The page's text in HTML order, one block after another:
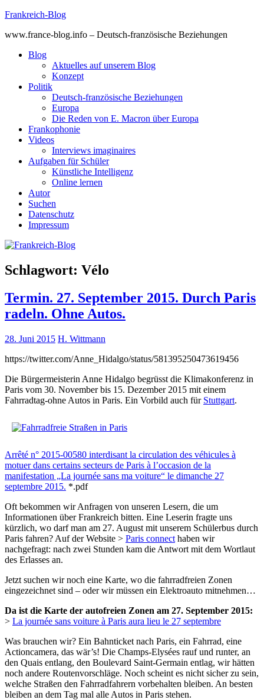
Skip
content
Frankreich-Blog
www.france-blog.info – Deutsch-französische Beziehungen
Blog
Aktuelles auf unserem Blog
Konzept
Politik
Deutsch-französische Beziehungen
Europa
Die Reden von E. Macron über Europa
Frankophonie
Videos
Interviews imaginaires
Aufgaben für Schüler
Künstliche Intelligenz
Online lernen
Autor
Suchen
Datenschutz
Impressum
Schlagwort: Vélo
Termin. 27. September 2015. Durch Paris
radeln. Ohne Autos.
28. Juni 2015 H. Wittmann
https://twitter.com/Anne_Hidalgo/status/581395250473619456
Die Bürgermeisterin Anne Hidalgo begrüsst die Klimakonferenz in
Paris vom 30. November bis 15. Dezember 2015 mit einem
Fahrradtag-ohne Autos in Paris. Ein Vorbild auch für Stuttgart.
Arrêté n° 2015-00580 interdisant la circulation des véhicules à
motuer dans certains secteurs de Paris à l’occasion de la
manifestation „La journée sans ma voiture“ le dimanche 27
septembre 2015. *.pdf
Oft bekommen wir Anfragen von unseren Lesern, die um
Informationen über Frankreich bitten. Eine Leserin fragte uns
kürzlich, wo darf man am 27. August mit unserem Schülerbus durch
Paris fahren? Auf der Website > Paris connect haben wir
nachgefragt: nach zwei Stunden kam die Antwort mit dem Wortlaut
des Erlasses an.
Jetzt suchen wir noch eine Karte, wo die fahrradfreien Zonen
eingezeichnet sind – oder wir müssen ein Elektroauto mitnehmen…
Da ist die Karte der autofreien Zonen am 27. September 2015:
> La journée sans voiture à Paris aura lieu le 27 septembre
Was brauchen wir? Ein Bahnticket nach Paris, ein Fahrrad, eine
Actioncamera, das wär’s! Die Champs-Elysées rauf und runter, an
den Quais entlang, den Boulevard Saint-Germain entlag, wir hätten
noch andere Routenvorschläge. Noch scheint es nicht sicher zu sein,
welche Straßen den Fahrradfahrern vorbehalten bleiben. An besten
bleiben an dem Tag mal alle Autos in Paris stehen.